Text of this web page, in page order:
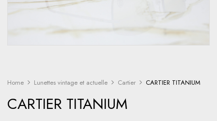
Home Lunettes vintage et actuelle Cartier CARTIER TITANIUM
CARTIER TITANIUM